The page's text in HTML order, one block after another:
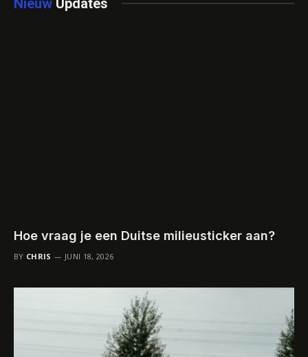
Hoe vraag je een Duitse milieusticker aan?
BY CHRIS JUNI 18, 2026